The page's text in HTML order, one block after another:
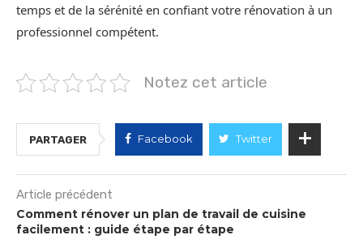
temps et de la sérénité en confiant votre rénovation à un
professionnel compétent.
Notez cet article
PARTAGER Facebook Twitter
Article précédent
Comment rénover un plan de travail de cuisine
facilement : guide étape par étape